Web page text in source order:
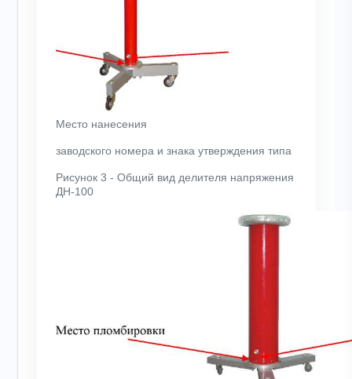
Место нанесения
заводского номера и знака утверждения типа
Рисунок 3 - Общий вид делителя напряжения
ДН-100